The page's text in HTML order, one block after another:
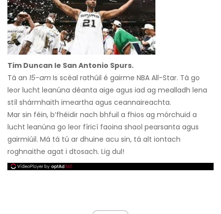
Tim Duncan le San Antonio Spurs.
Tá an 15-am Is scéal rathúil é gairme NBA All-Star. Tá go
leor lucht leanúna déanta aige agus iad ag mealladh lena
stíl shármhaith imeartha agus ceannaireachta.
Mar sin féin, b’fhéidir nach bhfuil a fhios ag mórchuid a
lucht leanúna go leor fíricí faoina shaol pearsanta agus
gairmiúil. Má tá tú ar dhuine acu sin, tá alt iontach
roghnaithe agat i dtosach. Lig dul!